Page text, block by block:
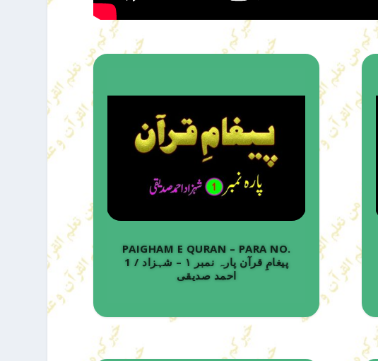
PAIGHAM E QURAN – PARA NO.
1 / پیغامِ قرآن پارہ نمبر ۱ – شہزاد
احمد صدیقی